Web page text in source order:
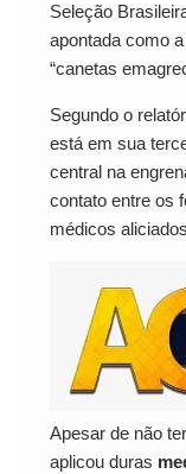
Seleção
apontada como
“canetas
Segundo o
está em sua
central na
contato entre os
médicos
Apesar de não
aplicou duras